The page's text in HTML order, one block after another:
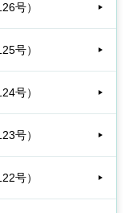
号）
号）
号）
号）
号）